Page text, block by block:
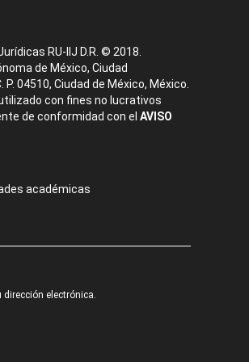
RU-IIJ D.R. © 2018.
de México, Ciudad
04510, Ciudad de México, México.
con fines no lucrativos
de conformidad con el AVISO
académicas
electrónica.